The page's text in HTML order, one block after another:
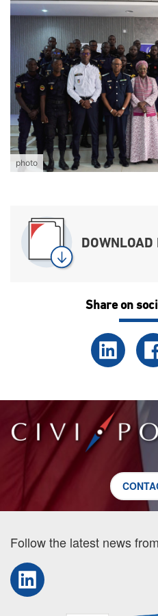
photo
DOWNLOAD
Share on
Follow the latest news
LinkedIn